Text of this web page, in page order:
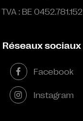
TVA : BE 0452.781.152
Réseaux sociaux
Facebook
Instagram